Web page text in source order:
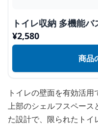
トイレ収納 多機能
¥2,580
商品
トイレの壁面を有効活用
上部のシェルフスペース
た設計で、限られたトイ